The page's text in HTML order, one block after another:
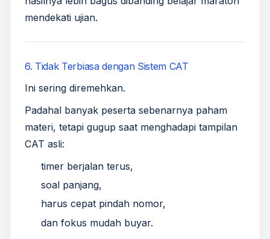
mendekati ujian.
6. Tidak Terbiasa dengan Sistem CAT
Ini sering diremehkan.
Padahal banyak peserta sebenarnya paham
materi, tetapi gugup saat menghadapi tampilan
CAT asli:
timer berjalan terus,
soal panjang,
harus cepat pindah nomor,
dan fokus mudah buyar.